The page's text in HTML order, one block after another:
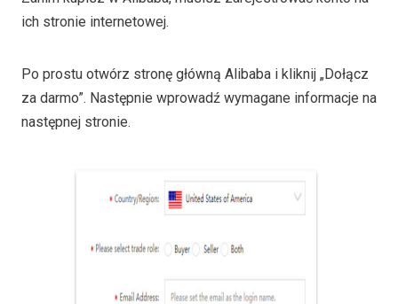
ich stronie internetowej.
Po prostu otwórz stronę główną Alibaba i kliknij „Dołącz
za darmo”. Następnie wprowadź wymagane informacje na
następnej stronie.